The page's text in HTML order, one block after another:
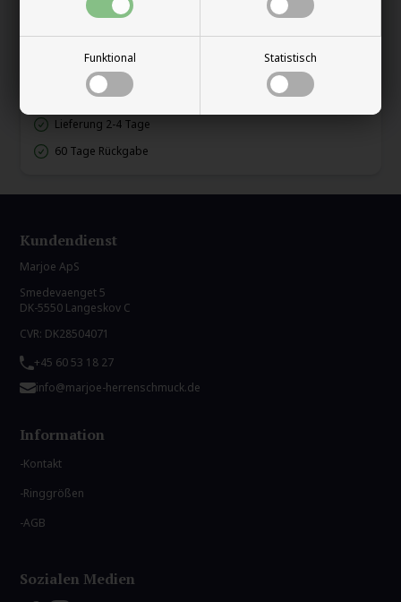
Funktional Statistisch
Ihre Sicherheit
E-mark webshop
100% nikkelfrei schmuck
Lieferung 2-4 Tage
60 Tage Rückgabe
Kundendienst
Marjoe ApS
Smedevaenget 5
DK-5550 Langeskov C
CVR: DK28504071
+45 60 53 18 27
info@marjoe-herrenschmuck.de
Information
Kontakt
Ringgrößen
AGB
Sozialen Medien